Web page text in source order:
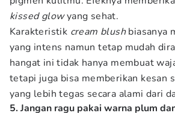
kissed glowyang sehat.
Karakteristik cream blushbiasanya
yang intens namun tetap mudah
hangat ini tidak hanya membuat
tetapi juga bisa memberikan kesan
yang lebih tegas secara alami dari
5. Jangan ragu pakai warna plum